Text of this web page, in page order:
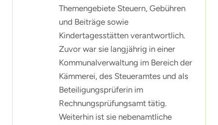
Themengebiete Steuern, Gebühren
und Beiträge sowie
Kindertagesstätten verantwortlich.
Zuvor war sie langjährig in einer
Kommunalverwaltung im Bereich der
Kämmerei, des Steueramtes und als
Beteiligungsprüferin im
Rechnungsprüfungsamt tätig.
Weiterhin ist sie nebenamtliche